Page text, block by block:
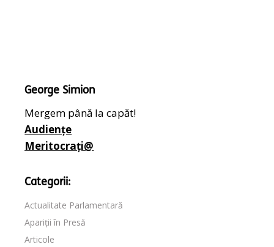
George Simion
Mergem până la capăt!
Audiențe
Meritocrați@
Categorii:
Actualitate Parlamentară
Apariții în Presă
Articole